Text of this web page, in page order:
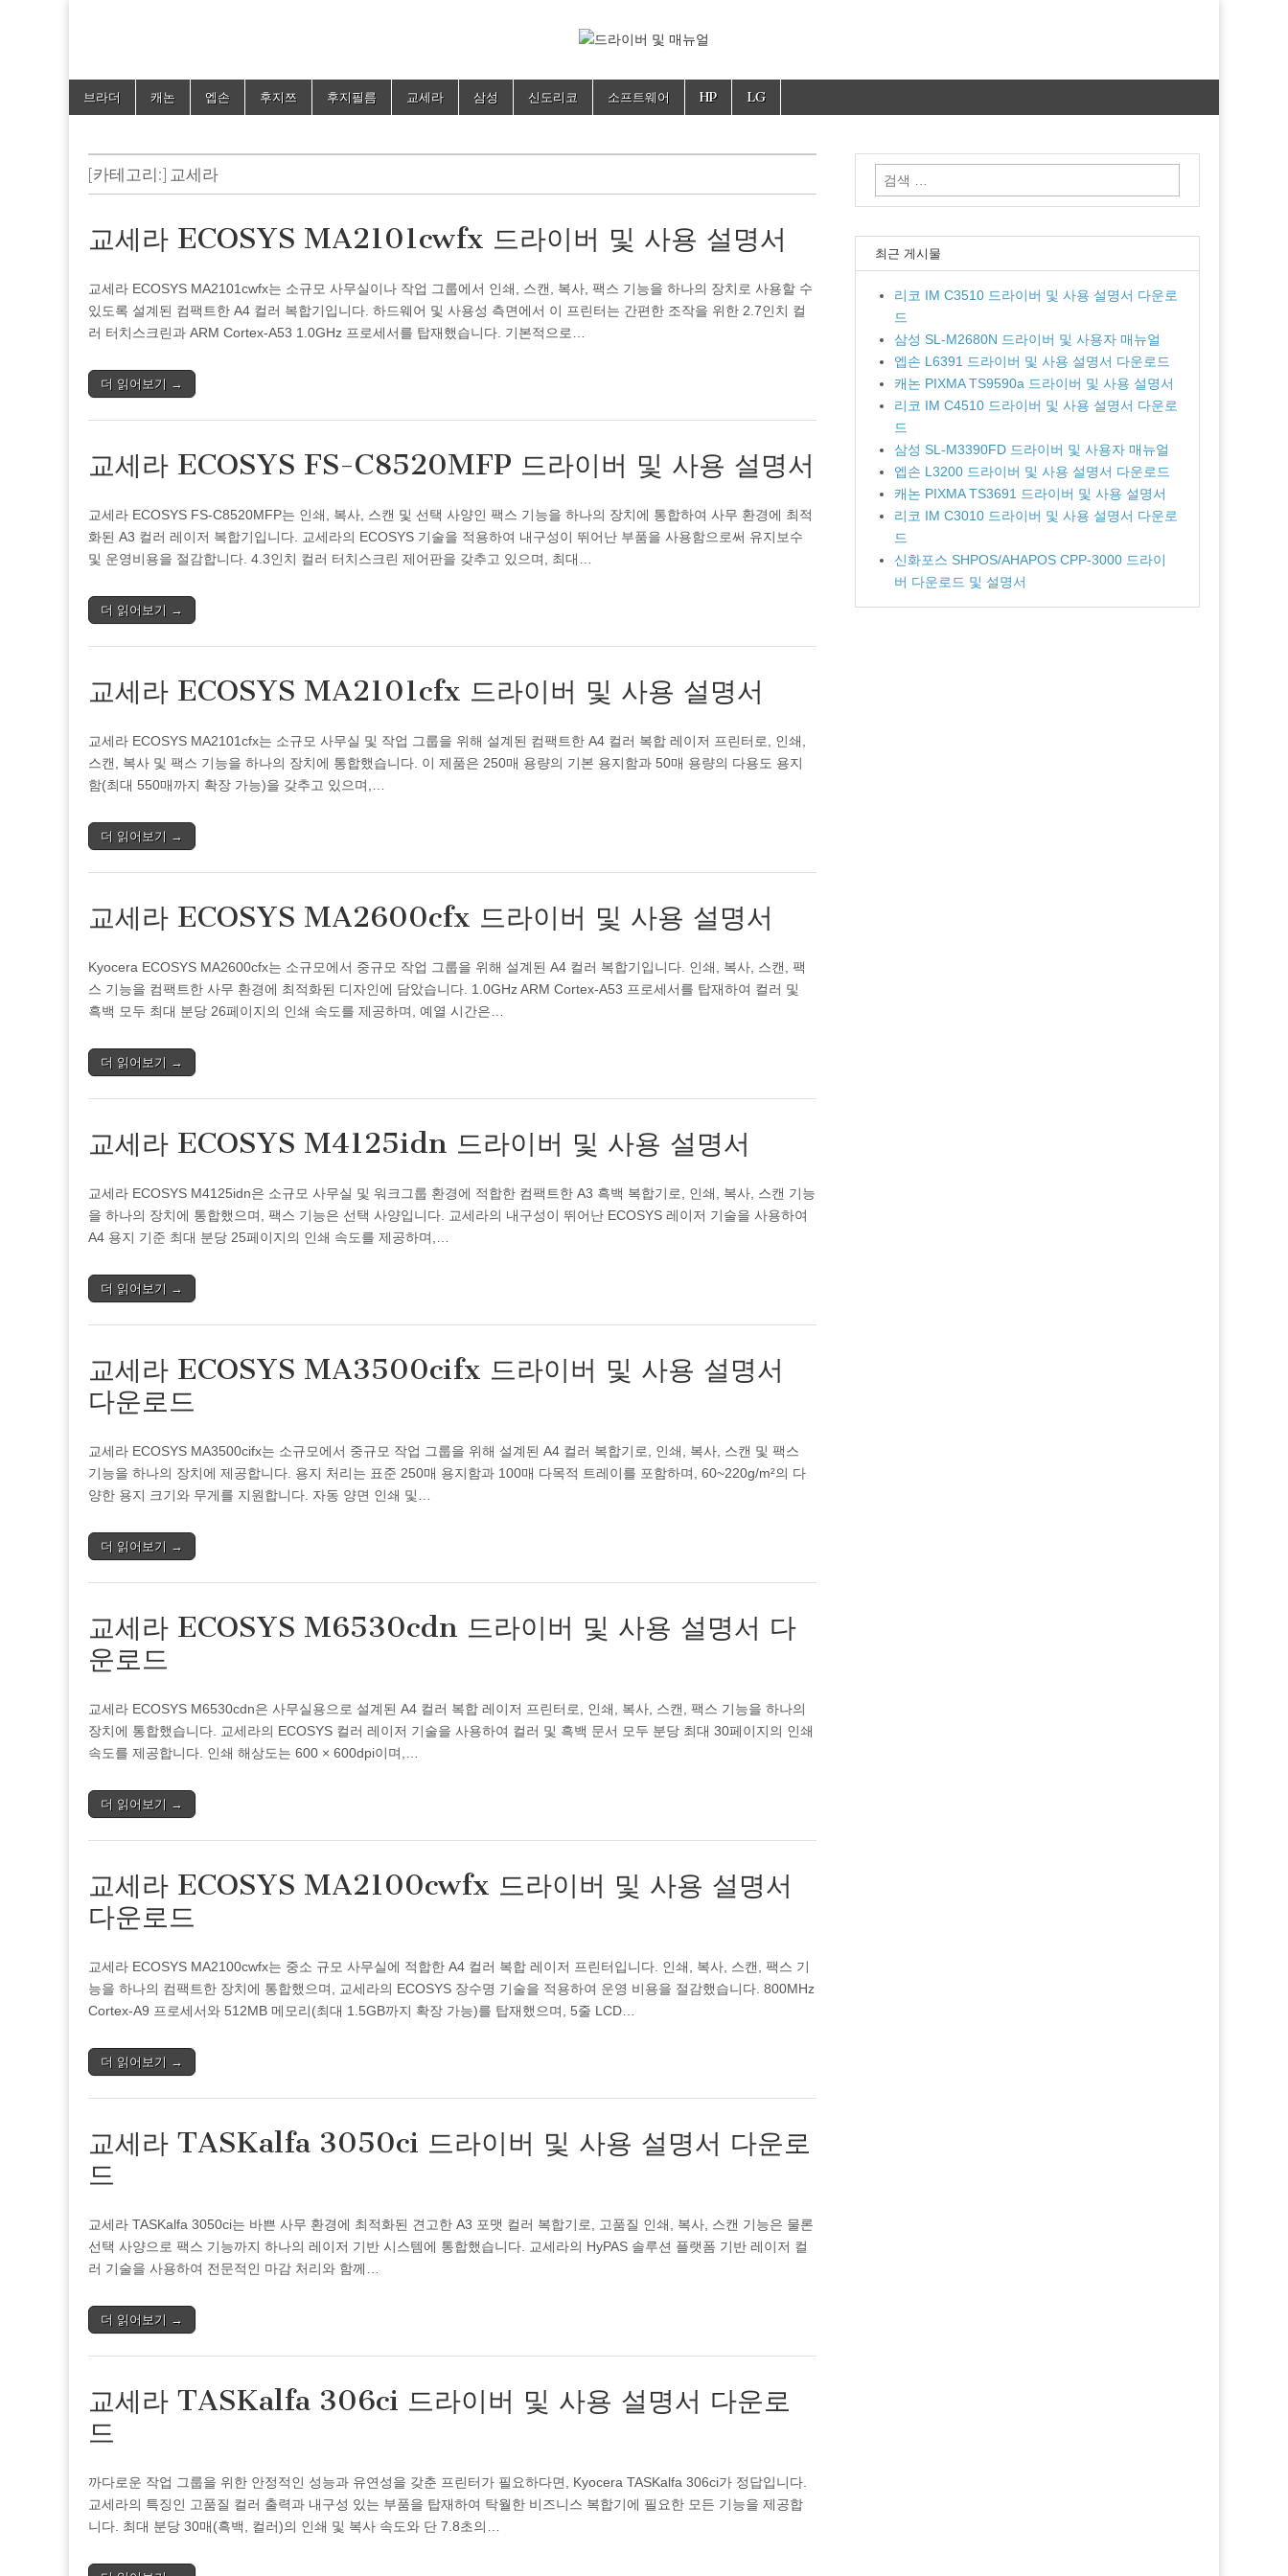
드라이버 및 매뉴얼
Main
menu
브라더 캐논 엡손 후지쯔 후지필름 교세라 삼성 신도리코 소프트웨어 HP LG
[카테고리:] 교세라
교세라 ECOSYS MA2101cwfx 드라이버 및 사용 설명서
교세라 ECOSYS MA2101cwfx는 소규모 사무실이나 작업 그룹에서 인쇄, 스캔, 복사, 팩스 기능을 하나의 장치로 사용할 수
있도록 설계된 컴팩트한 A4 컬러 복합기입니다. 하드웨어 및 사용성 측면에서 이 프린터는 간편한 조작을 위한 2.7인치 컬
러 터치스크린과 ARM Cortex-A53 1.0GHz 프로세서를 탑재했습니다. 기본적으로…
더 읽어보기 →
교세라 ECOSYS FS-C8520MFP 드라이버 및 사용 설명서
교세라 ECOSYS FS-C8520MFP는 인쇄, 복사, 스캔 및 선택 사양인 팩스 기능을 하나의 장치에 통합하여 사무 환경에 최적
화된 A3 컬러 레이저 복합기입니다. 교세라의 ECOSYS 기술을 적용하여 내구성이 뛰어난 부품을 사용함으로써 유지보수
및 운영비용을 절감합니다. 4.3인치 컬러 터치스크린 제어판을 갖추고 있으며, 최대…
더 읽어보기 →
교세라 ECOSYS MA2101cfx 드라이버 및 사용 설명서
교세라 ECOSYS MA2101cfx는 소규모 사무실 및 작업 그룹을 위해 설계된 컴팩트한 A4 컬러 복합 레이저 프린터로, 인쇄,
스캔, 복사 및 팩스 기능을 하나의 장치에 통합했습니다. 이 제품은 250매 용량의 기본 용지함과 50매 용량의 다용도 용지
함(최대 550매까지 확장 가능)을 갖추고 있으며,…
더 읽어보기 →
교세라 ECOSYS MA2600cfx 드라이버 및 사용 설명서
Kyocera ECOSYS MA2600cfx는 소규모에서 중규모 작업 그룹을 위해 설계된 A4 컬러 복합기입니다. 인쇄, 복사, 스캔, 팩
스 기능을 컴팩트한 사무 환경에 최적화된 디자인에 담았습니다. 1.0GHz ARM Cortex-A53 프로세서를 탑재하여 컬러 및
흑백 모두 최대 분당 26페이지의 인쇄 속도를 제공하며, 예열 시간은…
더 읽어보기 →
교세라 ECOSYS M4125idn 드라이버 및 사용 설명서
교세라 ECOSYS M4125idn은 소규모 사무실 및 워크그룹 환경에 적합한 컴팩트한 A3 흑백 복합기로, 인쇄, 복사, 스캔 기능
을 하나의 장치에 통합했으며, 팩스 기능은 선택 사양입니다. 교세라의 내구성이 뛰어난 ECOSYS 레이저 기술을 사용하여
A4 용지 기준 최대 분당 25페이지의 인쇄 속도를 제공하며,…
더 읽어보기 →
교세라 ECOSYS MA3500cifx 드라이버 및 사용 설명서
다운로드
교세라 ECOSYS MA3500cifx는 소규모에서 중규모 작업 그룹을 위해 설계된 A4 컬러 복합기로, 인쇄, 복사, 스캔 및 팩스
기능을 하나의 장치에 제공합니다. 용지 처리는 표준 250매 용지함과 100매 다목적 트레이를 포함하며, 60~220g/m²의 다
양한 용지 크기와 무게를 지원합니다. 자동 양면 인쇄 및…
더 읽어보기 →
교세라 ECOSYS M6530cdn 드라이버 및 사용 설명서 다
운로드
교세라 ECOSYS M6530cdn은 사무실용으로 설계된 A4 컬러 복합 레이저 프린터로, 인쇄, 복사, 스캔, 팩스 기능을 하나의
장치에 통합했습니다. 교세라의 ECOSYS 컬러 레이저 기술을 사용하여 컬러 및 흑백 문서 모두 분당 최대 30페이지의 인쇄
속도를 제공합니다. 인쇄 해상도는 600 × 600dpi이며,…
더 읽어보기 →
교세라 ECOSYS MA2100cwfx 드라이버 및 사용 설명서
다운로드
교세라 ECOSYS MA2100cwfx는 중소 규모 사무실에 적합한 A4 컬러 복합 레이저 프린터입니다. 인쇄, 복사, 스캔, 팩스 기
능을 하나의 컴팩트한 장치에 통합했으며, 교세라의 ECOSYS 장수명 기술을 적용하여 운영 비용을 절감했습니다. 800MHz
Cortex-A9 프로세서와 512MB 메모리(최대 1.5GB까지 확장 가능)를 탑재했으며, 5줄 LCD…
더 읽어보기 →
교세라 TASKalfa 3050ci 드라이버 및 사용 설명서 다운로
드
교세라 TASKalfa 3050ci는 바쁜 사무 환경에 최적화된 견고한 A3 포맷 컬러 복합기로, 고품질 인쇄, 복사, 스캔 기능은 물론
선택 사양으로 팩스 기능까지 하나의 레이저 기반 시스템에 통합했습니다. 교세라의 HyPAS 솔루션 플랫폼 기반 레이저 컬
러 기술을 사용하여 전문적인 마감 처리와 함께…
더 읽어보기 →
교세라 TASKalfa 306ci 드라이버 및 사용 설명서 다운로
드
까다로운 작업 그룹을 위한 안정적인 성능과 유연성을 갖춘 프린터가 필요하다면, Kyocera TASKalfa 306ci가 정답입니다.
교세라의 특징인 고품질 컬러 출력과 내구성 있는 부품을 탑재하여 탁월한 비즈니스 복합기에 필요한 모든 기능을 제공합
니다. 최대 분당 30매(흑백, 컬러)의 인쇄 및 복사 속도와 단 7.8초의…
검
색:
최근 게시물
리코 IM C3510 드라이버 및 사용 설명서 다운로
드
삼성 SL-M2680N 드라이버 및 사용자 매뉴얼
엡손 L6391 드라이버 및 사용 설명서 다운로드
캐논 PIXMA TS9590a 드라이버 및 사용 설명서
리코 IM C4510 드라이버 및 사용 설명서 다운로
드
삼성 SL-M3390FD 드라이버 및 사용자 매뉴얼
엡손 L3200 드라이버 및 사용 설명서 다운로드
캐논 PIXMA TS3691 드라이버 및 사용 설명서
리코 IM C3010 드라이버 및 사용 설명서 다운로
드
신화포스 SHPOS/AHAPOS CPP-3000 드라이
버 다운로드 및 설명서